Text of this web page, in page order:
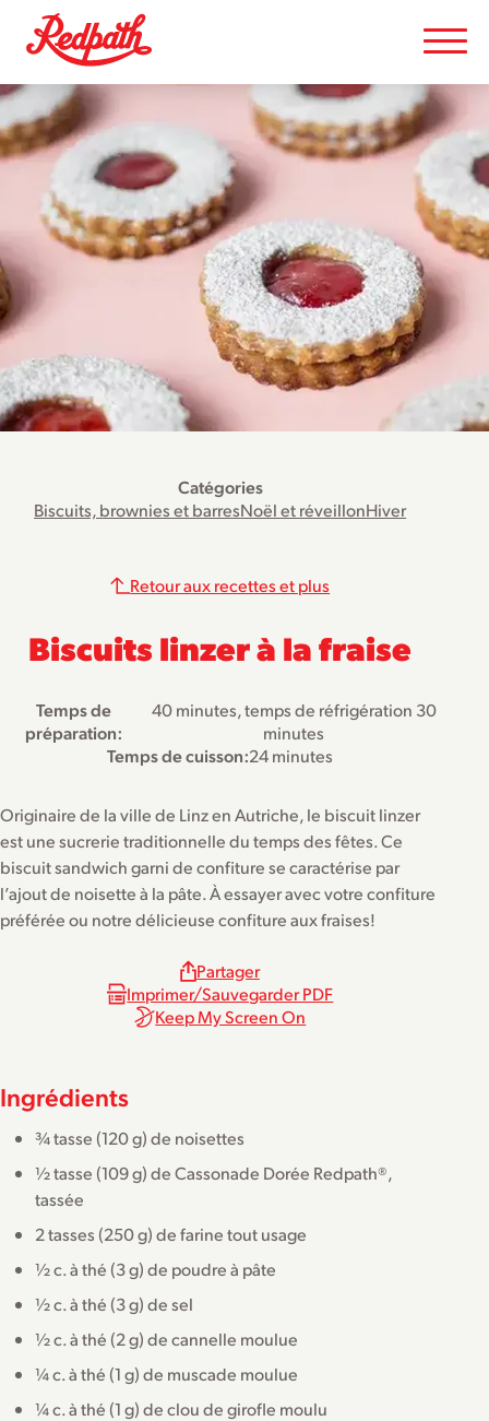
Catégories
Biscuits, brownies et barresNoël et réveillonHiver
Biscuits linzer à la fraise
Retour aux recettes et plus
Temps de
préparation:
40 minutes, temps de réfrigération 30
minutes
Temps de cuisson:24 minutes
Originaire de la ville de Linz en Autriche, le biscuit linzer
est une sucrerie traditionnelle du temps des fêtes. Ce
biscuit sandwich garni de confiture se caractérise par
l’ajout de noisette à la pâte. À essayer avec votre confiture
préférée ou notre délicieuse confiture aux fraises!
Partager
Imprimer/Sauvegarder PDF
Keep My Screen On
Ingrédients
¾ tasse (120 g) de noisettes
½ tasse (109 g) de Cassonade Dorée Redpath®,
tassée
2 tasses (250 g) de farine tout usage
½ c. à thé (3 g) de poudre à pâte
½ c. à thé (3 g) de sel
½ c. à thé (2 g) de cannelle moulue
¼ c. à thé (1 g) de muscade moulue
¼ c. à thé (1 g) de clou de girofle moulu